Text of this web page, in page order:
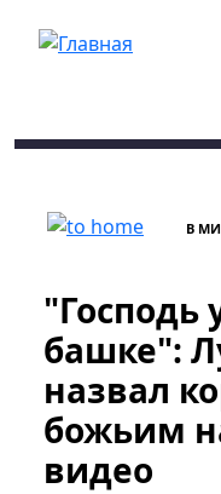
В
"Господь
башке":
назвал
божьим
видео